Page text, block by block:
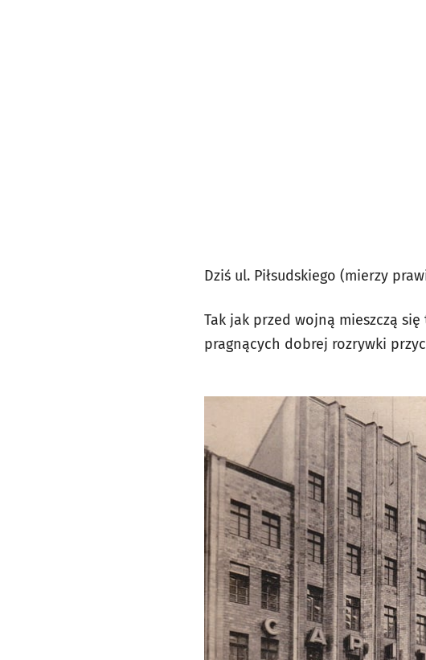
Dziś ul. Piłsudskiego (mierzy
Tak jak przed wojną mieszczą
pragnących dobrej rozrywki